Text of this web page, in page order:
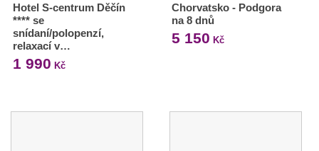
Hotel S-centrum Děčín
**** se
snídaní/polopenzí,
relaxací v…
1 990 Kč
Chorvatsko - Podgora
na 8 dnů
5 150 Kč